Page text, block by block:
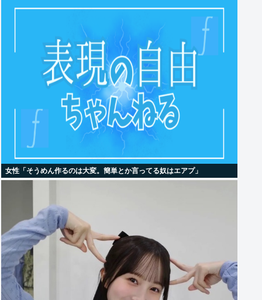
女性「そうめん作るのは大変。簡単とか言ってる奴はエアプ」